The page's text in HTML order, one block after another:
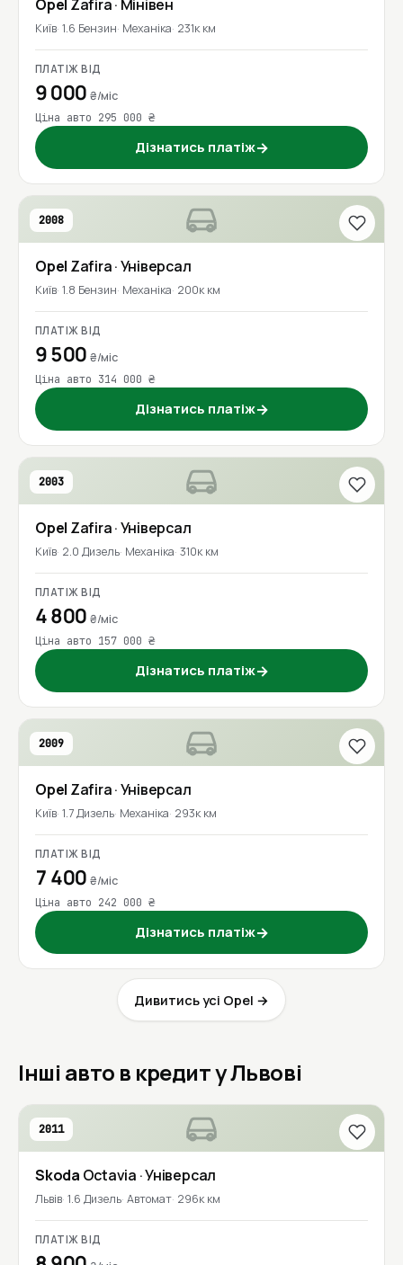
Opel Zafira· Мінівен
Київ 1.6 Бензин Механіка 231к км
ПЛАТІЖ ВІД
9 000₴/міс
Ціна авто 295 000 ₴
Дізнатись платіж→
2008
Opel Zafira· Універсал
Київ 1.8 Бензин Механіка 200к км
ПЛАТІЖ ВІД
9 500₴/міс
Ціна авто 314 000 ₴
Дізнатись платіж→
2003
Opel Zafira· Універсал
Київ 2.0 Дизель Механіка 310к км
ПЛАТІЖ ВІД
4 800₴/міс
Ціна авто 157 000 ₴
Дізнатись платіж→
2009
Opel Zafira· Універсал
Київ 1.7 Дизель Механіка 293к км
ПЛАТІЖ ВІД
7 400₴/міс
Ціна авто 242 000 ₴
Дізнатись платіж→
Дивитись усі Opel →
Інші авто в кредит у Львові
2011
Skoda Octavia · Універсал
Львів 1.6 Дизель Автомат 296к км
ПЛАТІЖ ВІД